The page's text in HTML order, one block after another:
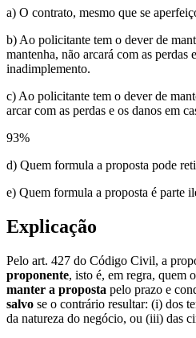
a) O contrato, mesmo que se
b) Ao policitante tem o dever de
mantenha, não arcará com as perdas
inadimplemento.
c) Ao policitante tem o dever de
arcar com as perdas e os danos em
93%
d) Quem formula a proposta pode
e) Quem formula a proposta é parte
Explicação
Pelo art. 427 do Código Civil, a
proponente, isto é, em regra, quem
manter a proposta pelo prazo e
salvo se o contrário resultar: (i) dos
da natureza do negócio, ou (iii) das